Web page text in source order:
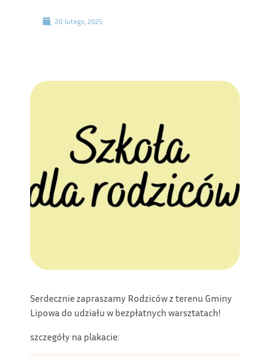
20 lutego, 2025
Serdecznie zapraszamy Rodziców z terenu Gminy
Lipowa do udziału w bezpłatnych warsztatach!
szczegóły na plakacie: